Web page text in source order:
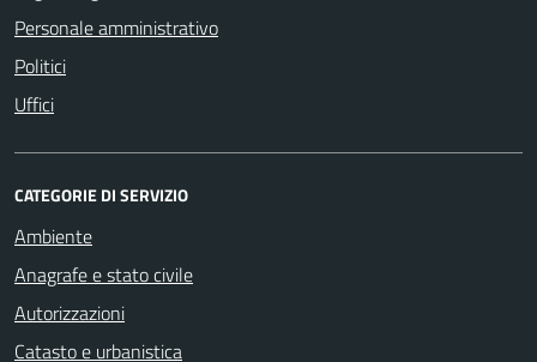
Personale amministrativo
Politici
Uffici
CATEGORIE DI SERVIZIO
Ambiente
Anagrafe e stato civile
Autorizzazioni
Catasto e urbanistica